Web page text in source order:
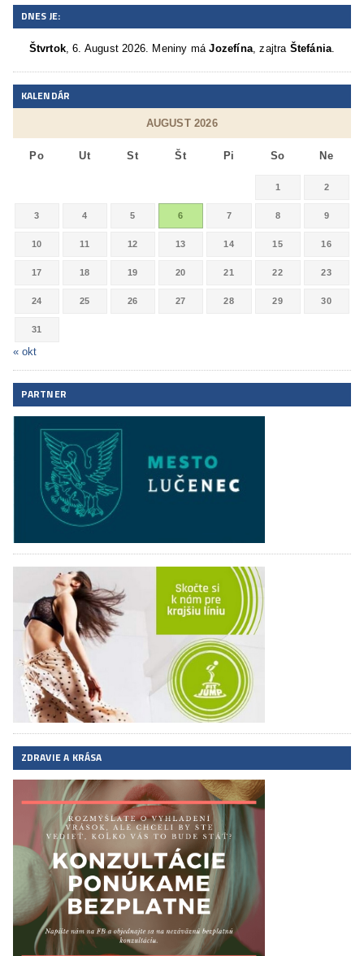
DNES JE:
Štvrtok, 6. August 2026. Meniny máJozefína, zajtra Štefánia.
KALENDÁR
AUGUST 2026
Po Ut St Št Pi So Ne
1 2
3 4 5 6 7 8 9
10 11 12 13 14 15 16
17 18 19 20 21 22 23
24 25 26 27 28 29 30
31
« okt
PARTNER
ZDRAVIE A KRÁSA